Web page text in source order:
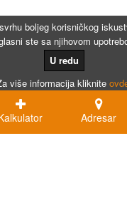
boljeg korisničkog
ste sa njihovom
U redu
više informacija kliknite
Adresar